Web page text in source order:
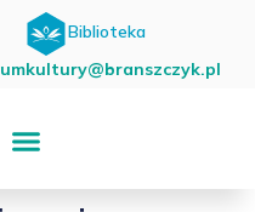
Biblioteka